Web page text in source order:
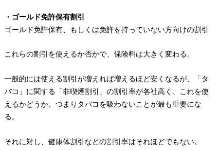
・ゴールド免許保有割引
ゴールド免許保有、もしくは免許を持っていない方向けの割引
これらの割引を使えるか否かで、保険料は大きく変わる。
一般的には使える割引が増えれば増えるほど安くなるが、「タ
バコ」に関する「非喫煙割引」の割引率が各社高く、これを使
えるかどうか、つまりタバコを吸わないことが最も重要にな
る。
それに対し、健康体割引などの割引率はそれほどでもない。